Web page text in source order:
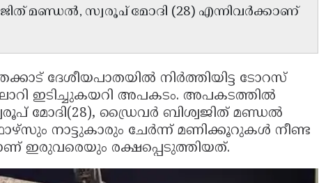
മണ്ഡൽ, സ്വരൂപ് മോദി (28) എന്നിവർക്കാണ്
ദേശീയപാതയിൽ നിർത്തിയിട്ട ടോറസ്
ഇടിച്ചുകയറി അപകടം. അപകടത്തിൽ
മോദി(28), ഡ്രൈവർ ബിശ്വജിത് മണ്ഡൽ
നാട്ടുകാരും ചേർന്ന് മണിക്കൂറുകൾ നീണ്ട
ഇരുവരെയും രക്ഷപ്പെടുത്തിയത്.